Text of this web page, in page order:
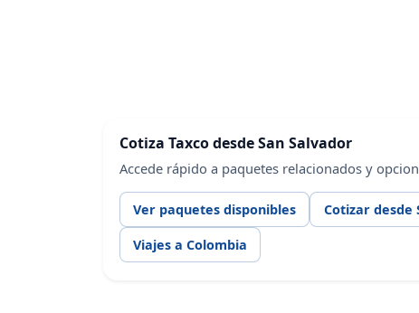
Cotiza Taxco desde San Salvador
Accede rápido a paquetes relacionados y
Ver paquetes disponibles Cotizar desde
Viajes a Colombia